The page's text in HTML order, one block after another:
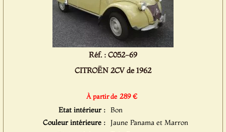
Réf. : C052-69
CITROËN 2CV de 1962
À partir de 289 €
Etat intérieur : Bon
Couleur intérieure : Jaune Panama et Marron